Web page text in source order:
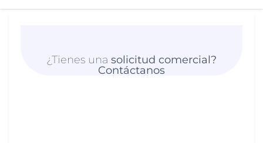
¿Tienes una solicitud comercial?
Contáctanos